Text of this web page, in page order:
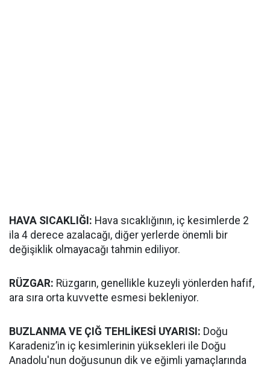
HAVA SICAKLIĞI: Hava sıcaklığının, iç kesimlerde 2
ila 4 derece azalacağı, diğer yerlerde önemli bir
değişiklik olmayacağı tahmin ediliyor.
RÜZGAR: Rüzgarın, genellikle kuzeyli yönlerden hafif,
ara sıra orta kuvvette esmesi bekleniyor.
BUZLANMA VE ÇIĞ TEHLİKESİ UYARISI: Doğu
Karadeniz’in iç kesimlerinin yüksekleri ile Doğu
Anadolu'nun doğusunun dik ve eğimli yamaçlarında